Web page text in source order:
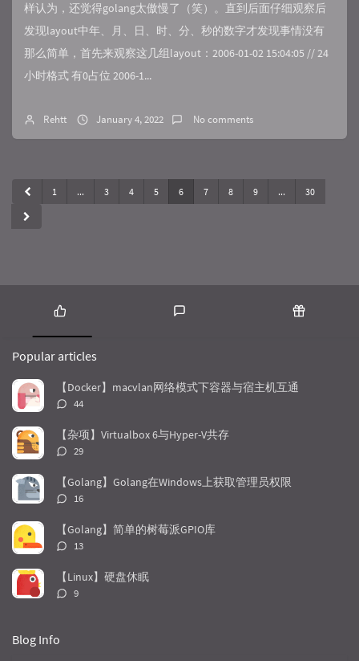
样认为，还觉得golang太傲慢了（笑）。直到后面仔细观察后
发现layout中年、月、日、时、分、秒的数字才发现事情没有
那么简单，首先来观察这几组layout：2006-01-02 15:04:05 // 24
小时格式 有0占位 2006-1...
Rehtt January 4, 2022 No comments
1 ... 3 4 5 6 7 8 9 ... 30
P
p
u
l
a
r
a
r
t
i
e
e
s
o
m
t
Popular articles
【Docker】macvlan网络模式下容器与宿主机互通
评
数：
44
【杂项】Virtualbox 6与Hyper-V共存
评
数：
29
【Golang】Golang在Windows上获取管理员权限
评
数：
16
【Golang】简单的树莓派GPIO库
评
数：
13
【Linux】硬盘休眠
评
9
Blog Info